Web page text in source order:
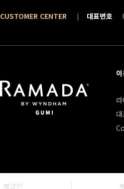
CUSTOMER CENTER 대표번호
체크인